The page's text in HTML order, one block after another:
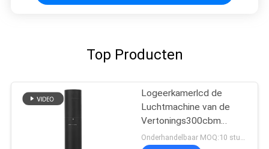
Top Producten
Logeerkamerlcd de
Luchtmachine van de
Vertonings300cbm
120ml Geur